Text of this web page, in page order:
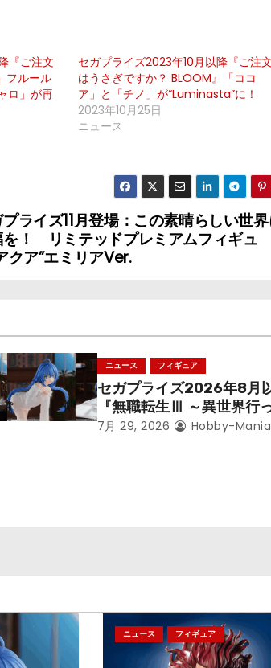
『ご注文
フルール
ロ」が再
セガプライズ2023年10月以降『ご注
はうさぎですか？ BLOOM』「ココ
ア」と「チノ」が“Luminasta”に！
2023年10月25日
ニュース
ライズ11月登場：この素晴らしい世
！ リミテッドプレミアムフィギュ
クア”エミリアVer.
ニュース フィギュア
セガプライズ2026年8月
『無職転生Ⅲ ～異世界行
本気だす～』から「ロキ
7月 29, 2026 Hobby-
ニュース フィギュア